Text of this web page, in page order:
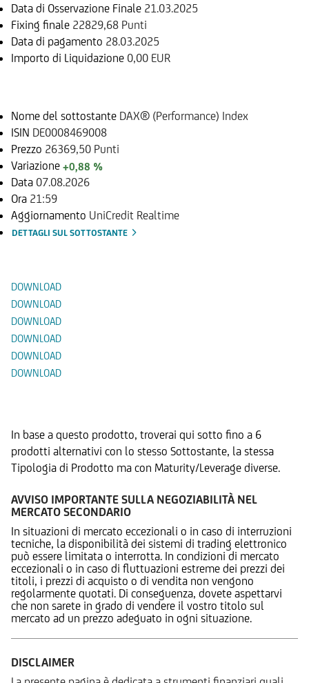
Data di Osservazione Finale 21.03.2025
Fixing finale 22829,68 Punti
Data di pagamento 28.03.2025
Importo di Liquidazione 0,00 EUR
Nome del sottostante DAX® (Performance) Index
ISIN DE0008469008
Prezzo 26369,50 Punti
Variazione +0,88 %
Data 07.08.2026
Ora 21:59
Aggiornamento UniCredit Realtime
DETTAGLI SUL SOTTOSTANTE
DOWNLOAD
DOWNLOAD
DOWNLOAD
DOWNLOAD
DOWNLOAD
DOWNLOAD
In base a questo prodotto, troverai qui sotto fino a 6
prodotti alternativi con lo stesso Sottostante, la stessa
Tipologia di Prodotto ma con Maturity/Leverage diverse.
AVVISO IMPORTANTE SULLA NEGOZIABILITÀ NEL
MERCATO SECONDARIO
In situazioni di mercato eccezionali o in caso di interruzioni
tecniche, la disponibilità dei sistemi di trading elettronico
può essere limitata o interrotta. In condizioni di mercato
eccezionali o in caso di fluttuazioni estreme dei prezzi dei
titoli, i prezzi di acquisto o di vendita non vengono
regolarmente quotati. Di conseguenza, dovete aspettarvi
che non sarete in grado di vendere il vostro titolo sul
mercato ad un prezzo adeguato in ogni situazione.
DISCLAIMER